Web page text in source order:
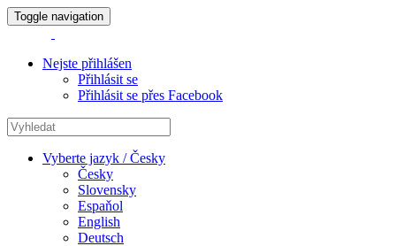
Toggle navigation
Nejste přihlášen
Přihlásit se
Přihlásit se přes Facebook
Vyberte jazyk / Česky
Česky
Slovensky
Espaňol
English
Deutsch